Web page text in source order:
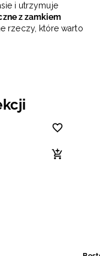
i utrzymuje
z zamkiem
rzeczy, które warto